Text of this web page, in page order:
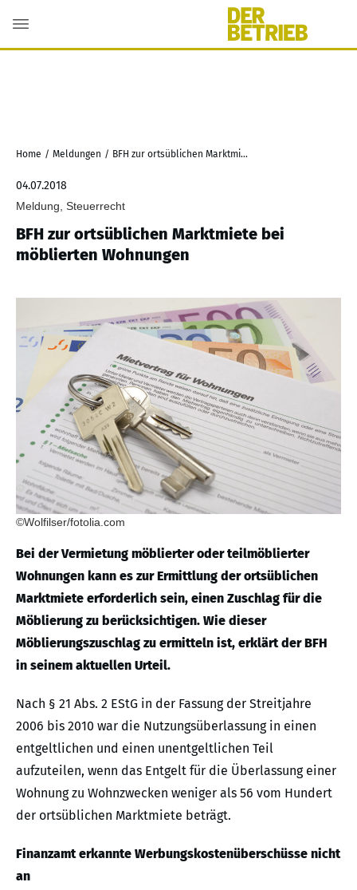
Home / Meldungen / BFH zur ortsüblichen Marktmiete bei möblierten Wohnungen
04.07.2018
Meldung, Steuerrecht
BFH zur ortsüblichen Marktmiete bei
möblierten Wohnungen
©Wolfilser/fotolia.com
Bei der Vermietung möblierter oder teilmöblierter
Wohnungen kann es zur Ermittlung der ortsüblichen
Marktmiete erforderlich sein, einen Zuschlag für die
Möblierung zu berücksichtigen. Wie dieser
Möblierungszuschlag zu ermitteln ist, erklärt der BFH
in seinem aktuellen Urteil.
Nach § 21 Abs. 2 EStG in der Fassung der Streitjahre
2006 bis 2010 war die Nutzungsüberlassung in einen
entgeltlichen und einen unentgeltlichen Teil
aufzuteilen, wenn das Entgelt für die Überlassung einer
Wohnung zu Wohnzwecken weniger als 56 vom Hundert
der ortsüblichen Marktmiete beträgt.
Finanzamt erkannte Werbungskostenüberschüsse nicht
an